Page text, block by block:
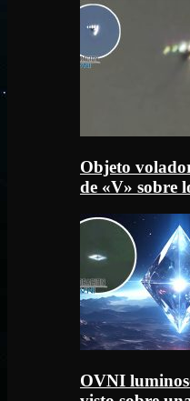
Objeto
de «V» sobre
OVNI